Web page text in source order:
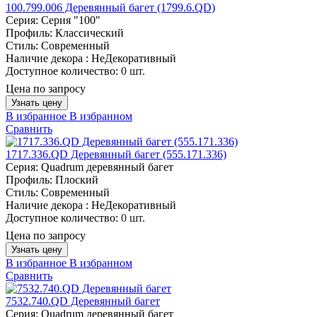
100.799.006 Деревянный багет (1799.6.QD)
Серия: Серия "100"
Профиль: Классический
Стиль: Современный
Наличие декора : НеДекоративный
Доступное количество: 0 шт.
Цена по запросу
Узнать цену
В избранное В избранном
Сравнить
1717.336.QD Деревянный багет (555.171.336)
Серия: Quadrum деревянный багет
Профиль: Плоский
Стиль: Современный
Наличие декора : НеДекоративный
Доступное количество: 0 шт.
Цена по запросу
Узнать цену
В избранное В избранном
Сравнить
7532.740.QD Деревянный багет
Серия: Quadrum деревянный багет